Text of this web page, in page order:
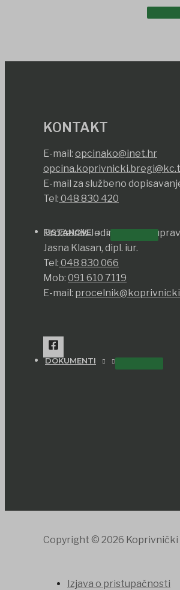
USTANOVE
DOKUMENTI
KONTAKT
E-mail: opcinako@inet.hr
E-mail za službeno
Tel: 048 830 420
Pročelnik Jedinstvenog
Jasna Klasan, dipl. iur.
Tel: 048 830 066
Mob: 091 610 7119
E-mail:
Copyright © 2026 Koprivnički
Izjava o pristupačnosti